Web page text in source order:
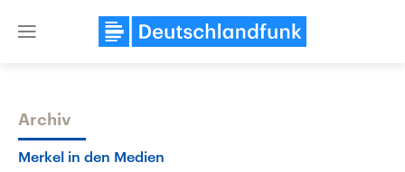
Close
Themen
Archiv
Merkel in den Medien